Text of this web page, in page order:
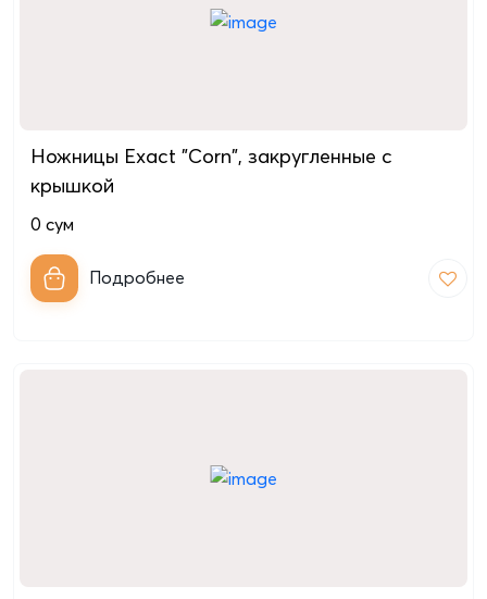
Ножницы Exact "Corn", закругленные с
крышкой
0 сум
Подробнее